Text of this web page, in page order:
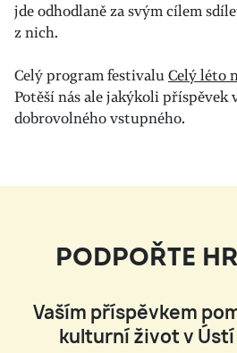
jde odhodlaně za svým cílem
z nich.
Celý program festivaluCelý léto
Potěší nás ale jakýkoli příspěvek
dobrovolného vstupného.
PODPOŘTE
Vaším příspěvkem
kulturní život v Ústí